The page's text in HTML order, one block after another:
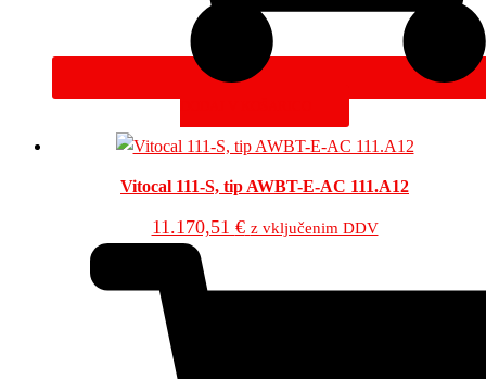
Vitocal 111-S, tip AWBT-E-AC 111.A12
11.170,51 € z vključenim DDV